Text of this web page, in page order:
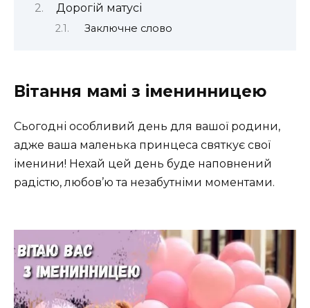
Дорогій матусі
Заключне слово
Вітання мамі з іменинницею
Сьогодні особливий день для вашої родини,
адже ваша маленька принцеса святкує свої
іменини! Нехай цей день буде наповнений
радістю, любов’ю та незабутніми моментами.